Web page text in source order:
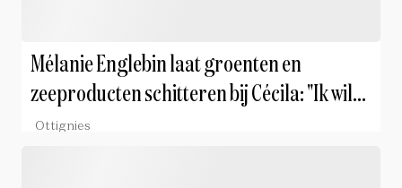
Mélanie Englebin laat groenten en
zeeproducten schitteren bij Cécila: "Ik wil
mensen opnieuw de echte smaak van
Ottignies